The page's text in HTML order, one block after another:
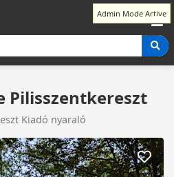
Pilisszentkereszt
Kiadó nyaraló
Admin Mode Active